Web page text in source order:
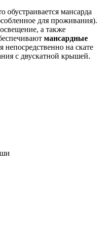
обустраивается мансарда
для проживания).
а также
мансардные
непосредственно на скате
с двускатной крышей.